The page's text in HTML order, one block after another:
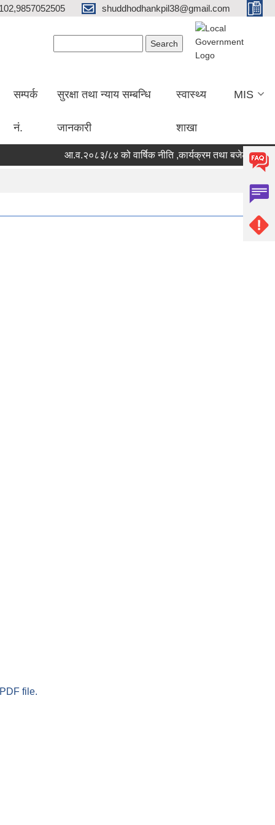
shuddhodhankpil38@gmail.com
सम्पर्क
नं.
सुरक्षा तथा न्याय सम्बन्धि
जानकारी
स्वास्थ्य
शाखा
MIS
आ.व.२०८३/८४ को वार्षिक नीति ,कार्यक्रम तथा बजेट
file.